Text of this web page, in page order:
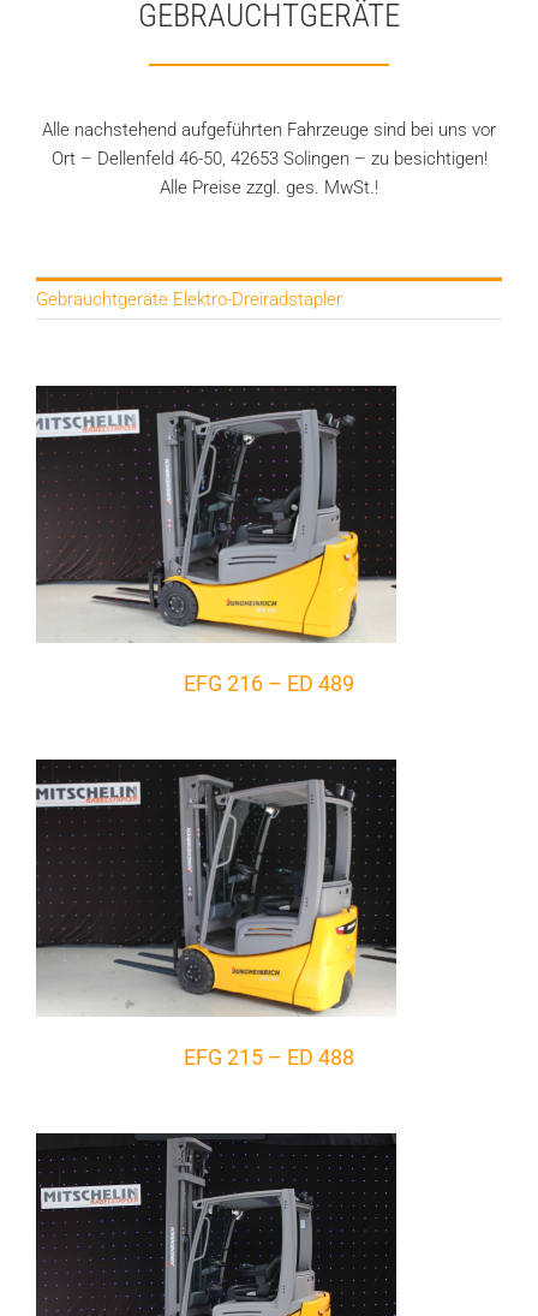
GEBRAUCHTGERÄTE
Alle nachstehend aufgeführten Fahrzeuge sind bei uns vor
Ort – Dellenfeld 46-50, 42653 Solingen – zu besichtigen!
Alle Preise zzgl. ges. MwSt.!
Gebrauchtgeräte Elektro-Dreiradstapler
EFG 216 – ED 489
EFG 215 – ED 488